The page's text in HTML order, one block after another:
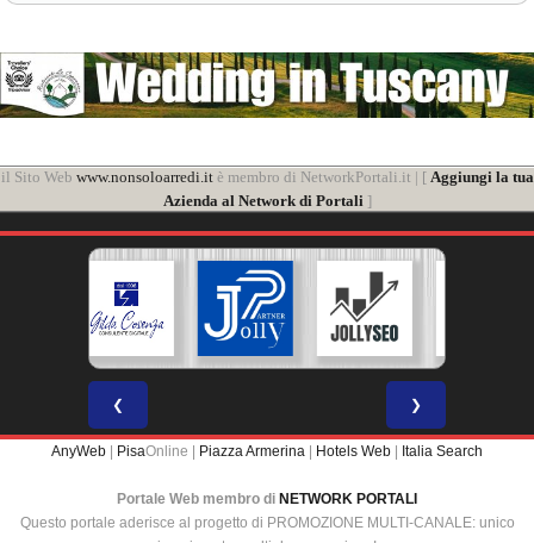
il Sito Web www.nonsoloarredi.itè membro di NetworkPortali.it | [ Aggiungi la tua
Azienda al Network di Portali]
❮ ❯
AnyWeb PisaOnline | Piazza Armerina Hotels Web Italia Search
Portale Web membro di NETWORK PORTALI
Questo portale aderisce al progetto di PROMOZIONE MULTI-CANALE: unico